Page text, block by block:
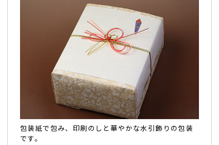
利用しました。
和菓子が大好きな方でしたので、
名前入りの商品に感激し大
変喜んでいただきました。
ありがとうございます、まだ機会があればお願いしたいと思
います。（キャサリン様）
ご購入頂いた商品：
卒園祝い オリジナル メッセージ入り ど
ら焼き（5個入り）
包装紙で包み、印刷のしと華やかな水引飾りの包装
です。